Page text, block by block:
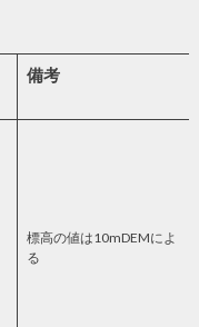
備考
標高の値は10mDEMによ
る